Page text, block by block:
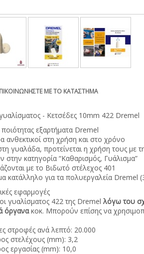
ΜΕ ΤΟ ΚΑΤΑΣΤΗΜΑ
- Κετσέδες 10mm 422 Dremel
εξαρτήματα Dremel
ανθεκτικοί στη χρήση και στο χρόνο
γυαλάδα, προτείνεται η χρήση τους με
στην κατηγορία “Καθαρισμός, Γυάλισμα”
με το Βιδωτό στέλεχος 401
κατάλληλο για τα πολυεργαλεία Dremel
εφαρμογές
γυαλίσματος 422 της Dremel λόγω του
όργανακοκ. Μπορούν επίσης να
στροφές ανά λεπτό: 20.000
στελέχους (mm): 3,2
εργασίας (mm): 10,0